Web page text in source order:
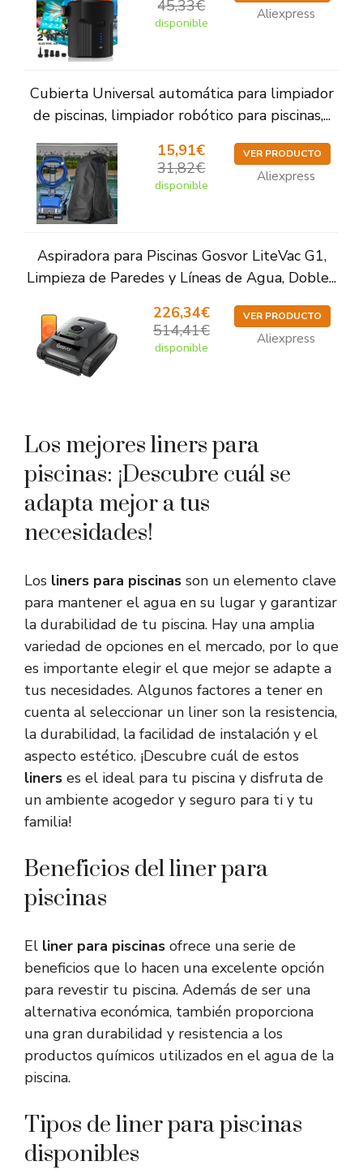
45,33€
disponible
Aliexpress
Cubierta Universal automática para limpiador
de piscinas, limpiador robótico para piscinas,...
15,91€
31,82€
disponible
VER PRODUCTO
Aliexpress
Aspiradora para Piscinas Gosvor LiteVac G1,
Limpieza de Paredes y Líneas de Agua, Doble...
226,34€
514,41€
disponible
VER PRODUCTO
Aliexpress
Los mejores liners para
piscinas: ¡Descubre cuál se
adapta mejor a tus
necesidades!
Los liners para piscinas son un elemento clave
para mantener el agua en su lugar y garantizar
la durabilidad de tu piscina. Hay una amplia
variedad de opciones en el mercado, por lo que
es importante elegir el que mejor se adapte a
tus necesidades. Algunos factores a tener en
cuenta al seleccionar un liner son la resistencia,
la durabilidad, la facilidad de instalación y el
aspecto estético. ¡Descubre cuál de estos
liners es el ideal para tu piscina y disfruta de
un ambiente acogedor y seguro para ti y tu
familia!
Beneficios del liner para
piscinas
El liner para piscinas ofrece una serie de
beneficios que lo hacen una excelente opción
para revestir tu piscina. Además de ser una
alternativa económica, también proporciona
una gran durabilidad y resistencia a los
productos químicos utilizados en el agua de la
piscina.
Tipos de liner para piscinas
disponibles